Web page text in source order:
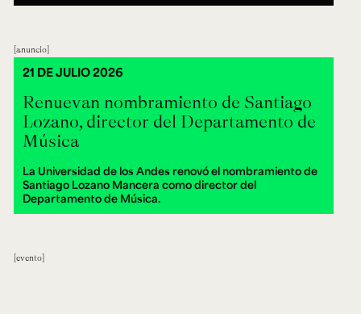
anuncio
Renuevan nombramiento de Santiago
Lozano, director del Departamento de
Música
La Universidad de los Andes renovó el nombramiento de
Santiago Lozano Mancera como director del
Departamento de Música.
21 DE JULIO 2026
evento